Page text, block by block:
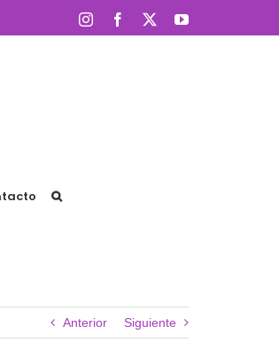
InstagramFacebook YouTube
Anterior Siguiente